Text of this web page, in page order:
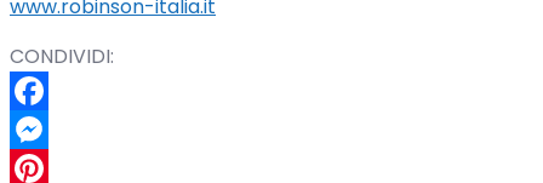
www.robinson-italia.it
CONDIVIDI:
Facebook
Messenger